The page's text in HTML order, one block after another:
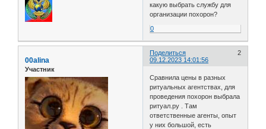
какую выбрать службу для
организации похорон?
0
Поделиться
2
09.12.2023 14:01:56
00alina
Участник
Сравнила цены в разных
ритуальных агентствах, для
проведения похорон выбрала
ритуал.ру . Там
ответственные агенты, опыт
у них большой, есть